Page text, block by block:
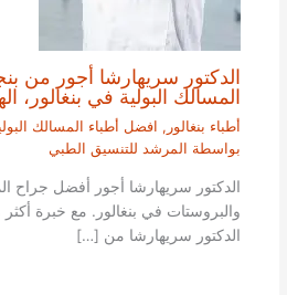
الدكتور سريهارشا أجور من
المسالك البولية في بنغالور،
أطباء بنغالور , افضل أطباء المسالك البولية
بواسطة المرشد للتنسيق الطبي
الدكتور سريهارشا أجور أفضل جراح
الدكتور سريهارشا من […]